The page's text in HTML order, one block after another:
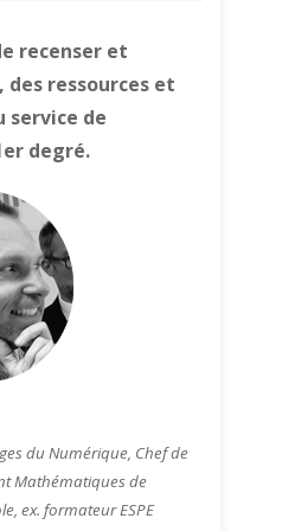
recenser et
ressources et
service de
degré.
du Numérique, Chef de
Mathématiques de
ex. formateur ESPE